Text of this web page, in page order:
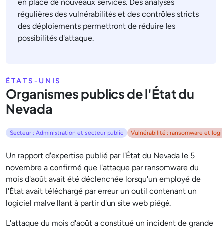
en place de nouveaux services. Des analyses
régulières des vulnérabilités et des contrôles stricts
des déploiements permettront de réduire les
possibilités d'attaque.
ÉTATS-UNIS
Organismes publics de l'État du
Nevada
Secteur : Administration et secteur public Vulnérabilité : ransomware et
Un rapport d'expertise publié par l'État du Nevada le 5
novembre a confirmé que l'attaque par ransomware du
mois d'août avait été déclenchée lorsqu'un employé de
l'État avait téléchargé par erreur un outil contenant un
logiciel malveillant à partir d'un site web piégé.
L'attaque du mois d'août a constitué un incident de grande